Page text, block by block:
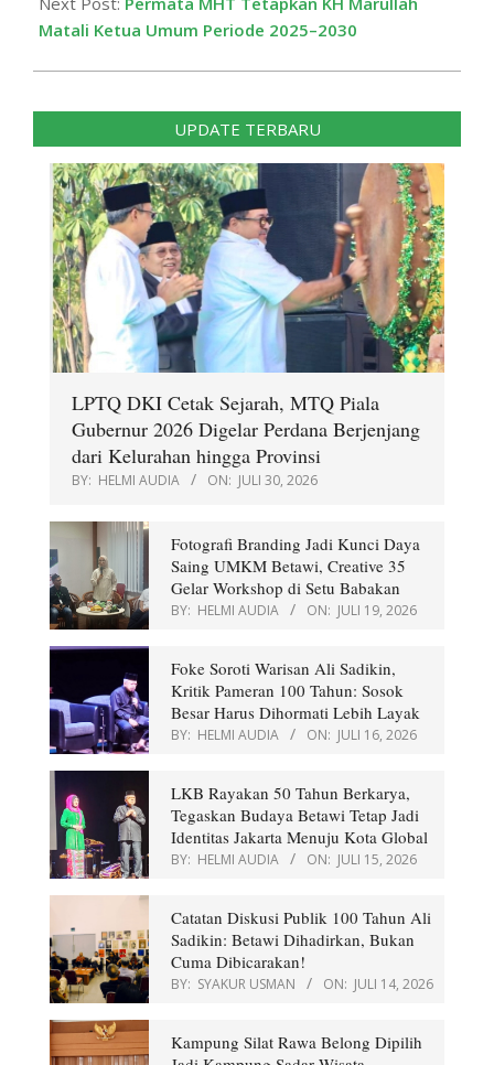
Matali Ketua Umum Periode 2025–2030
UPDATE TERBARU
LPTQ DKI Cetak Sejarah, MTQ Piala
Gubernur 2026 Digelar Perdana Berjenjang
dari Kelurahan hingga Provinsi
BY: HELMI AUDIA ON: JULI 30, 2026
Fotografi Branding Jadi Kunci Daya
Saing UMKM Betawi, Creative 35
Gelar Workshop di Setu Babakan
BY: HELMI AUDIA ON: JULI 19, 2026
Foke Soroti Warisan Ali Sadikin,
Kritik Pameran 100 Tahun: Sosok
Besar Harus Dihormati Lebih Layak
BY: HELMI AUDIA ON: JULI 16, 2026
LKB Rayakan 50 Tahun Berkarya,
Tegaskan Budaya Betawi Tetap Jadi
Identitas Jakarta Menuju Kota Global
BY: HELMI AUDIA ON: JULI 15, 2026
Catatan Diskusi Publik 100 Tahun Ali
Sadikin: Betawi Dihadirkan, Bukan
Cuma Dibicarakan!
BY: SYAKUR USMAN ON: JULI 14, 2026
Kampung Silat Rawa Belong Dipilih